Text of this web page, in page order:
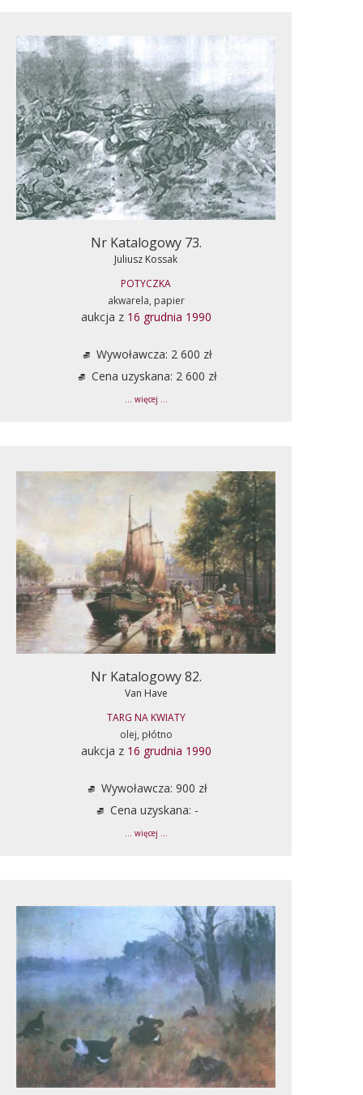
Nr Katalogowy 73.
Juliusz Kossak
POTYCZKA
akwarela, papier
aukcja z 16 grudnia 1990
Wywoławcza: 2 600 zł
Cena uzyskana: 2 600 zł
... więcej ...
Nr Katalogowy 82.
Van Have
TARG NA KWIATY
olej, płótno
aukcja z 16 grudnia 1990
Wywoławcza: 900 zł
Cena uzyskana: -
... więcej ...